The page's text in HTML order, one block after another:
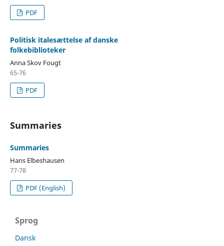
PDF
Politisk italesættelse af danske
folkebiblioteker
Anna Skov Fougt
65-76
PDF
Summaries
Summaries
Hans Elbeshausen
77-78
PDF (English)
Sprog
Dansk